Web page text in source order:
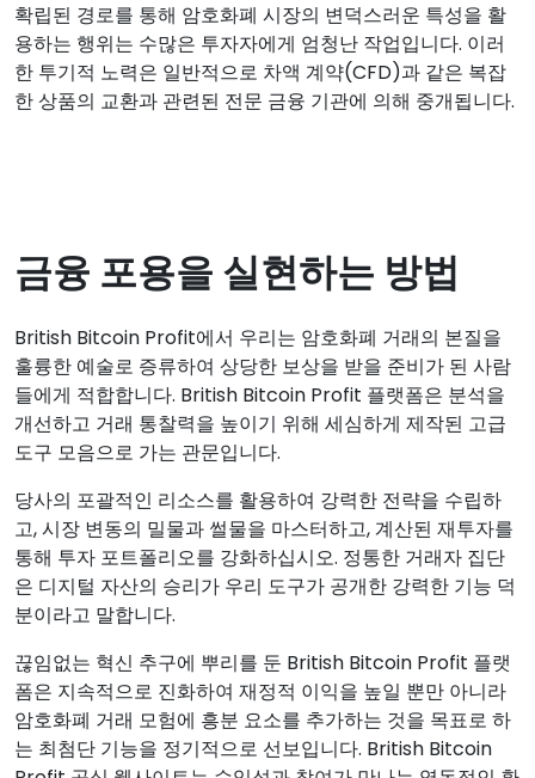
확립된 경로를 통해 암호화폐 시장의 변덕스러운 특성을 활
용하는 행위는 수많은 투자자에게 엄청난 작업입니다. 이러
한 투기적 노력은 일반적으로 차액 계약(CFD)과 같은 복잡
한 상품의 교환과 관련된 전문 금융 기관에 의해 중개됩니다.
금융 포용을 실현하는 방법
British Bitcoin Profit에서 우리는 암호화폐 거래의 본질을
훌륭한 예술로 증류하여 상당한 보상을 받을 준비가 된 사람
들에게 적합합니다. British Bitcoin Profit 플랫폼은 분석을
개선하고 거래 통찰력을 높이기 위해 세심하게 제작된 고급
도구 모음으로 가는 관문입니다.
당사의 포괄적인 리소스를 활용하여 강력한 전략을 수립하
고, 시장 변동의 밀물과 썰물을 마스터하고, 계산된 재투자를
통해 투자 포트폴리오를 강화하십시오. 정통한 거래자 집단
은 디지털 자산의 승리가 우리 도구가 공개한 강력한 기능 덕
분이라고 말합니다.
끊임없는 혁신 추구에 뿌리를 둔 British Bitcoin Profit 플랫
폼은 지속적으로 진화하여 재정적 이익을 높일 뿐만 아니라
암호화폐 거래 모험에 흥분 요소를 추가하는 것을 목표로 하
는 최첨단 기능을 정기적으로 선보입니다. British Bitcoin